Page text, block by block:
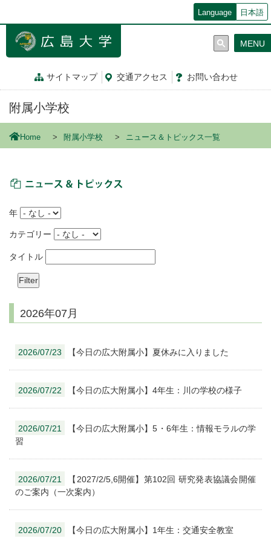
ン
Language 日本語
サイトマップ 交通アクセス お問い合わせ
MENU
附属小学校
Home 附属小学校 ニュース＆トピックス一覧
年
カテゴリー
タイトル
2026年07月
2026/07/23 【今日の広大附属小】夏休みに入りました
2026/07/22 【今日の広大附属小】4年生：川の学校の様子
2026/07/21
【今日の広大附属小】5・6年生：情報モラルの学
習
2026/07/21
【2027/2/5,6開催】第102回 研究発表協議会開催
のご案内（一次案内）
2026/07/20 【今日の広大附属小】1年生：交通安全教室